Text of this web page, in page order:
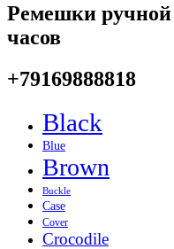
Ремешки
часов
+79169888818
Black
Blue
Brown
Buckle
Case
Cover
Crocodile